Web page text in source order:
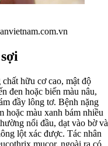
hữu cơ cao, mật độ
đen hoặc biến màu nâu,
đầy lông tơ. Bệnh nặng
hoặc màu xanh bám nhiều
nổi đầu, dạt vào bờ và
lột xác được. Tác nhân